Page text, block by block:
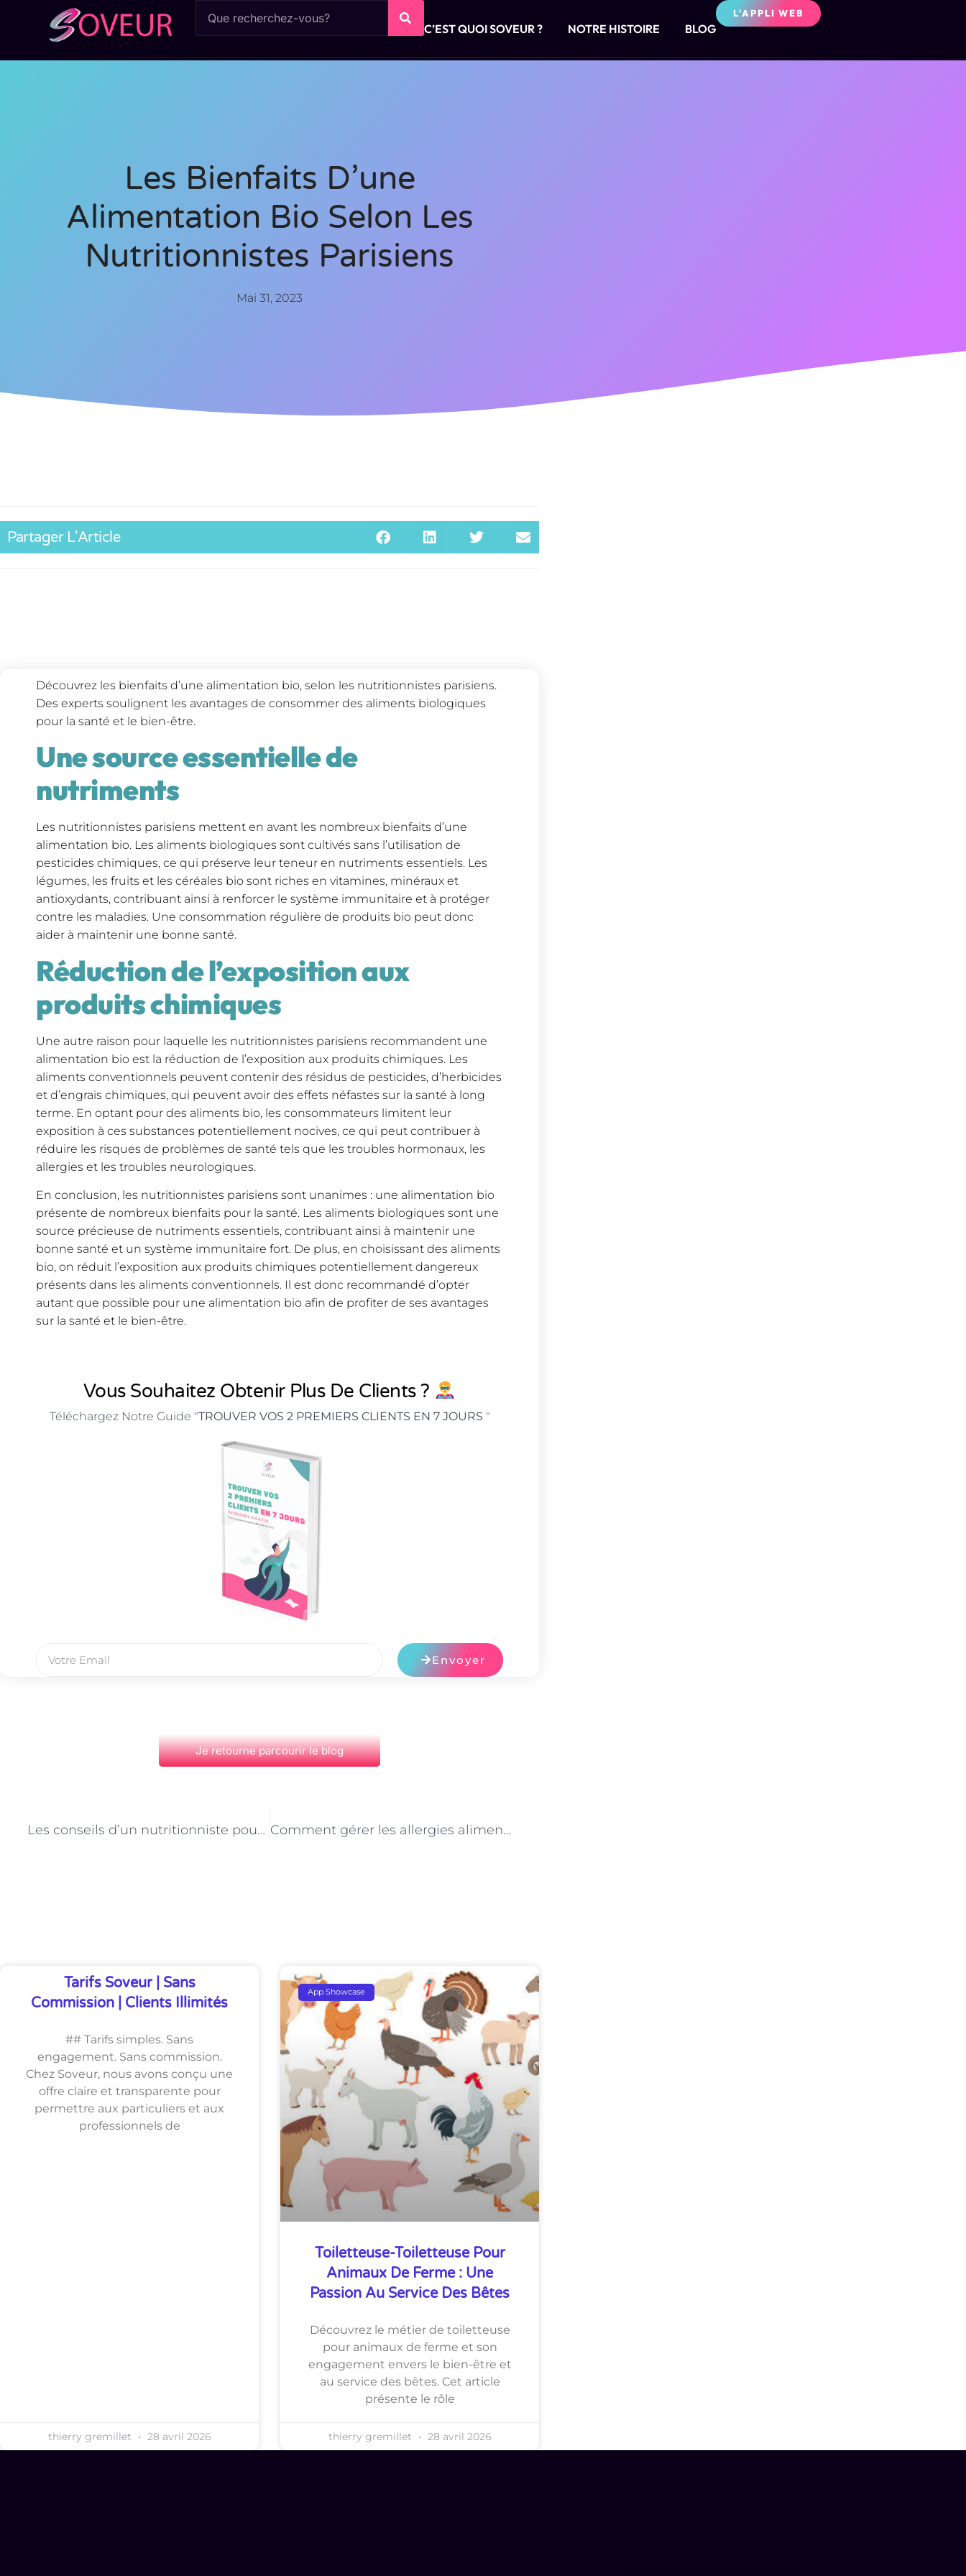
C’EST QUOI SOVEUR ? NOTRE HISTOIRE BLOG
L'APPLI WEB
Les Bienfaits D’une
Alimentation Bio Selon Les
Nutritionnistes Parisiens
Mai 31, 2023
Partager L'Article
Découvrez les bienfaits d’une alimentation bio, selon les nutritionnistes parisiens.
Des experts soulignent les avantages de consommer des aliments biologiques
pour la santé et le bien-être.
Une source essentielle de
nutriments
Les nutritionnistes parisiens mettent en avant les nombreux bienfaits d’une
alimentation bio. Les aliments biologiques sont cultivés sans l’utilisation de
pesticides chimiques, ce qui préserve leur teneur en nutriments essentiels. Les
légumes, les fruits et les céréales bio sont riches en vitamines, minéraux et
antioxydants, contribuant ainsi à renforcer le système immunitaire et à protéger
contre les maladies. Une consommation régulière de produits bio peut donc
aider à maintenir une bonne santé.
Réduction de l’exposition aux
produits chimiques
Une autre raison pour laquelle les nutritionnistes parisiens recommandent une
alimentation bio est la réduction de l’exposition aux produits chimiques. Les
aliments conventionnels peuvent contenir des résidus de pesticides, d’herbicides
et d’engrais chimiques, qui peuvent avoir des effets néfastes sur la santé à long
terme. En optant pour des aliments bio, les consommateurs limitent leur
exposition à ces substances potentiellement nocives, ce qui peut contribuer à
réduire les risques de problèmes de santé tels que les troubles hormonaux, les
allergies et les troubles neurologiques.
En conclusion, les nutritionnistes parisiens sont unanimes : une alimentation bio
présente de nombreux bienfaits pour la santé. Les aliments biologiques sont une
source précieuse de nutriments essentiels, contribuant ainsi à maintenir une
bonne santé et un système immunitaire fort. De plus, en choisissant des aliments
bio, on réduit l’exposition aux produits chimiques potentiellement dangereux
présents dans les aliments conventionnels. Il est donc recommandé d’opter
autant que possible pour une alimentation bio afin de profiter de ses avantages
sur la santé et le bien-être.
Vous Souhaitez Obtenir Plus De Clients ?
Téléchargez Notre Guide "TROUVER VOS 2 PREMIERS CLIENTS EN 7 JOURS "
Envoyer
Je retourne parcourir le blog
Les conseils d’un nutritionniste pour une alimentation adaptée aux végétariens à Paris Comment gérer les allergies alimentaires avec l’aide d’un nutritionniste à Paris
Tarifs Soveur | Sans
Commission | Clients Illimités
## Tarifs simples. Sans
engagement. Sans commission.
Chez Soveur, nous avons conçu une
offre claire et transparente pour
permettre aux particuliers et aux
professionnels de
thierry gremillet 28 avril 2026
App Showcase
Toiletteuse-Toiletteuse Pour
Animaux De Ferme : Une
Passion Au Service Des Bêtes
Découvrez le métier de toiletteuse
pour animaux de ferme et son
engagement envers le bien-être et
au service des bêtes. Cet article
présente le rôle
thierry gremillet 28 avril 2026